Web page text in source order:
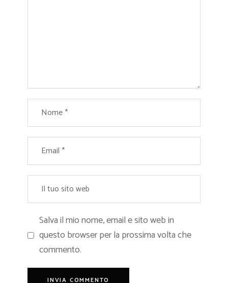
Salva il mio nome, email e sito web in
questo browser per la prossima volta che
commento.